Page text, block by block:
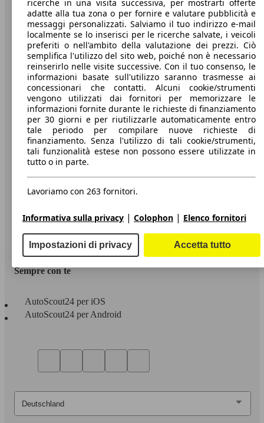
Benvenuti su AutoScout24, il mercato auto europeo.
Società
A proposito di AutoScout24
Stampa
Media
Condizioni generali
Informazioni
Privacy
Dichiarazione di Accessibilità
Servizi
Area rivenditori
Sempre con te
AutoScout24 per iOS
AutoScout24 per Android
ricerche in una visita successiva, per mostrarti offerte
adatte alla tua zona o per fornire e valutare pubblicità e
messaggi personalizzati. Salviamo il tuo indirizzo e-mail
localmente se lo inserisci per le ricerche salvate, i veicoli
preferiti o nell'ambito della valutazione dei prezzi. Ciò
semplifica l'utilizzo del sito web, poiché non è necessario
reinserirlo nelle visite successive. Con il tuo consenso, le
informazioni basate sull'utilizzo saranno trasmesse ai
concessionari che contatti. Alcuni cookie/strumenti
vengono utilizzati dai fornitori per memorizzare le
informazioni fornite durante le richieste di finanziamento
per 30 giorni e per riutilizzarle automaticamente entro
tale periodo per compilare nuove richieste di
finanziamento. Senza l'utilizzo di tali cookie/strumenti,
tali funzionalità estese non possono essere utilizzate in
tutto o in parte.
Lavoriamo con 263 fornitori.
Informativa sulla privacy | Colophon | Elenco fornitori
Impostazioni di privacy Accetta tutto